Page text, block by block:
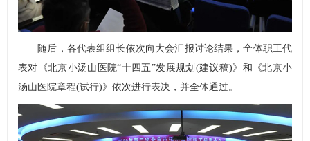
随后，各代表组组长依次向大会汇报讨论结果，全体职工代
表对《北京小汤山医院“十四五”发展规划(建议稿)》和《北京小
汤山医院章程(试行)》依次进行表决，并全体通过。